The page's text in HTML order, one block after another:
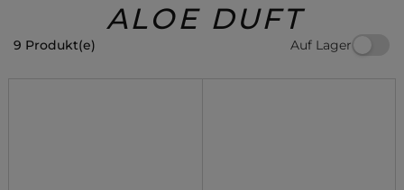
ALOE DUFT
9 Produkt(e) Auf Lager